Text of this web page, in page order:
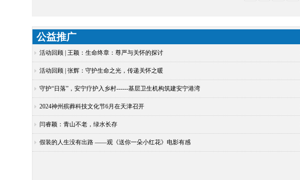
公益推广
活动回顾 | 王颖：生命终章：尊严与关怀的探讨
活动回顾 | 张辉：守护生命之光，传递关怀之暖
守护“日落”，安宁疗护入乡村------基层卫生机构筑建安宁港湾
2024神州殡葬科技文化节6月在天津召开
闫睿颖：青山不老，绿水长存
假装的人生没有出路 ——观《送你一朵小红花》电影有感